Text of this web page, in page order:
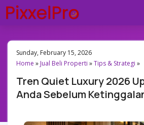
Sunday, February 15, 2026
Home » Jual Beli Properti »Tips & Strategi »
Tren Quiet Luxury 2026
Anda Sebelum